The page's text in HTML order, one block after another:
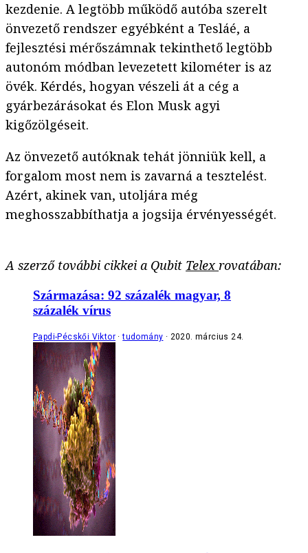
kezdenie. A legtöbb működő autóba szerelt
önvezető rendszer egyébként a Tesláé, a
fejlesztési mérőszámnak tekinthető legtöbb
autonóm módban levezetett kilométer is az
övék. Kérdés, hogyan vészeli át a cég a
gyárbezárásokat és Elon Musk agyi
kigőzölgéseit.
Az önvezető autóknak tehát jönniük kell, a
forgalom most nem is zavarná a tesztelést.
Azért, akinek van, utoljára még
meghosszabbíthatja a jogsija érvényességét.
A szerző további cikkei a Qubit Telex rovatában:
Származása: 92 százalék magyar, 8
százalék vírus
Papdi-Pécskői Viktor tudomány 2020. március 24.